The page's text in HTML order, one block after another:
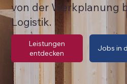
von der Werkplanung
Logistik.
Leistungen
entdecken
Jobs in